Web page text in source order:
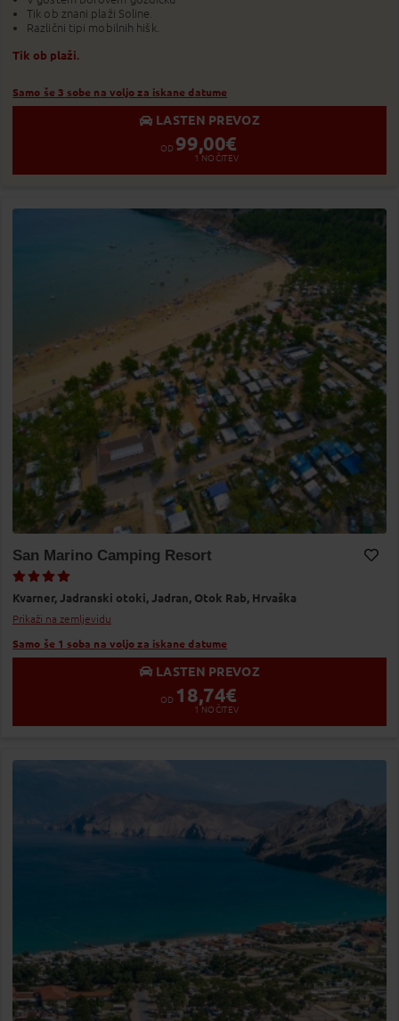
Tik ob znani plaži Soline.
Različni tipi mobilnih hišk.
Tik ob plaži.
Samo še 3 sobe na voljo za iskane datume
LASTEN PREVOZ
OD 99,00€
1 NOČITEV
San Marino Camping Resort
Kvarner, Jadranski otoki, Jadran, Otok Rab, Hrvaška
Prikaži na zemljevidu
Samo še 1 soba na voljo za iskane datume
LASTEN PREVOZ
OD 18,74€
1 NOČITEV